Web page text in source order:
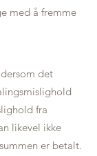
med å fremme
det
fra
likevel ikke
er betalt.